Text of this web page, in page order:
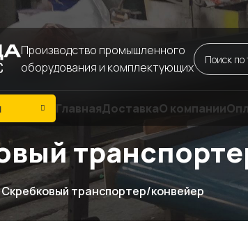
Производство промышленного
оборудования и комплектующих
ГлавнаяДоставкаО компании
Скребковый транспортер/конвейер
ответственностью «Армада-Сервис»